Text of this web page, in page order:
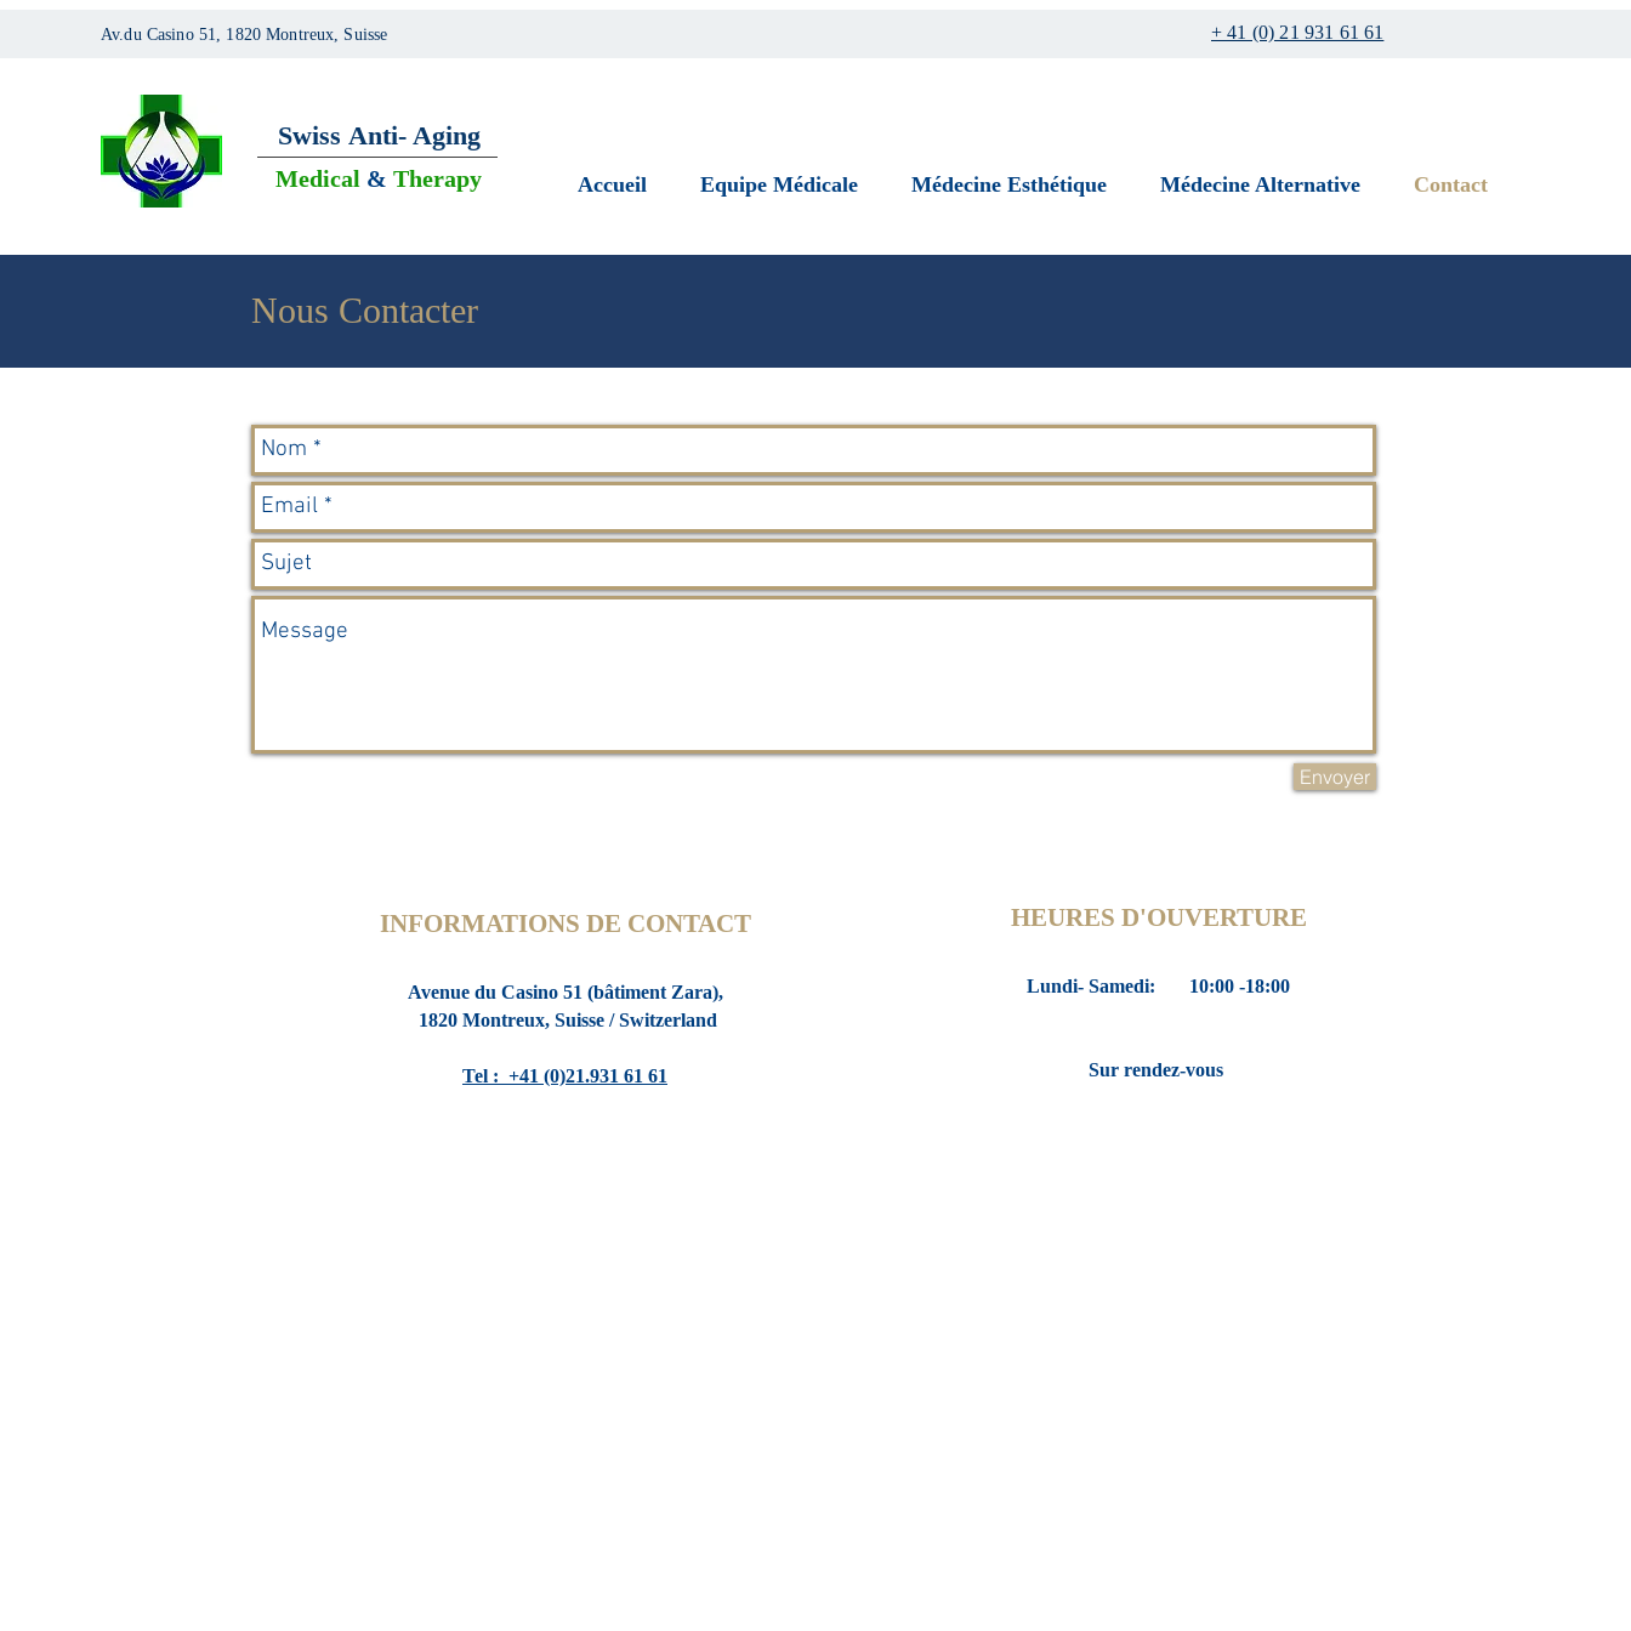
Av.du Casino 51, 1820 Montreux, Suisse + 41 (0) 21 931 61 61
Swiss Anti- Aging
Medical & Therapy Accueil Equipe Médicale Médecine Esthétique Médecine Alternative Contact
Nous Contacter
Envoyer
INFORMATIONS DE CONTACT
Avenue du Casino 51 (bâtiment Zara),
1820 Montreux, Suisse / Switzerland
Tel : +41 (0)21.931 61 61
HEURES D'OUVERTURE
Lundi- Samedi: 10:00 -18:00
Sur rendez-vous